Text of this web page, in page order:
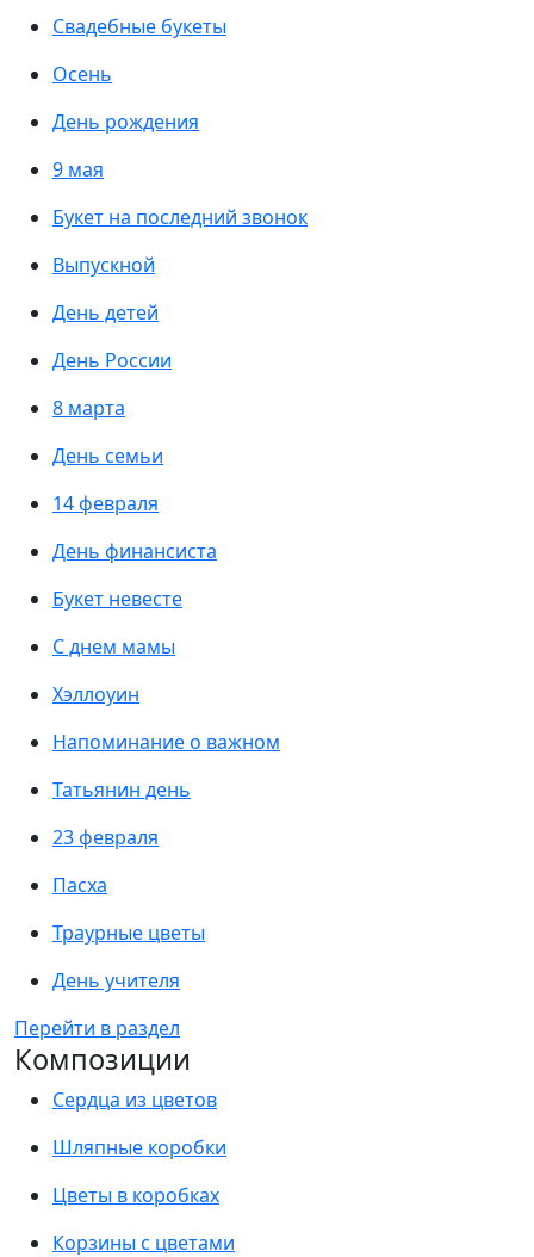
Свадебные букеты
Осень
День рождения
9 мая
Букет на последний звонок
Выпускной
День детей
День России
8 марта
День семьи
14 февраля
День финансиста
Букет невесте
С днем мамы
Хэллоуин
Напоминание о важном
Татьянин день
23 февраля
Пасха
Траурные цветы
День учителя
Перейти в раздел
Композиции
Сердца из цветов
Шляпные коробки
Цветы в коробках
Корзины с цветами